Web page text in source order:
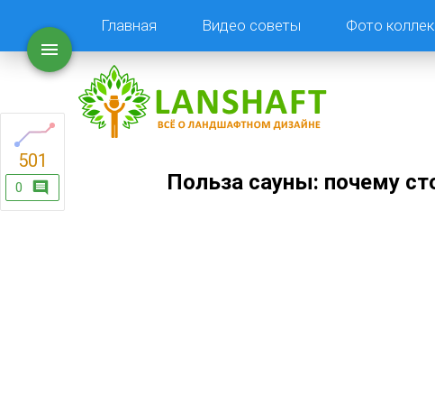
Главная Видео советы Фото
Польза сауны: почему
0
501